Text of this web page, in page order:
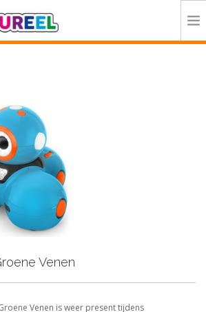
Venen
Venen is weer present tijdens